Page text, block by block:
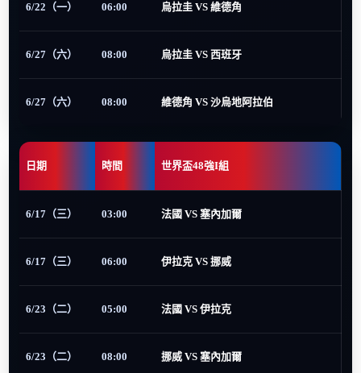
6/22（一） 06:00 烏拉圭 VS 維德角
6/27（六） 08:00 烏拉圭 VS 西班牙
6/27（六） 08:00 維德角 VS 沙烏地阿拉伯
日期 時間 世界盃48強I組
6/17（三） 03:00 法國 VS 塞內加爾
6/17（三） 06:00 伊拉克 VS 挪威
6/23（二） 05:00 法國 VS 伊拉克
6/23（二） 08:00 挪威 VS 塞內加爾